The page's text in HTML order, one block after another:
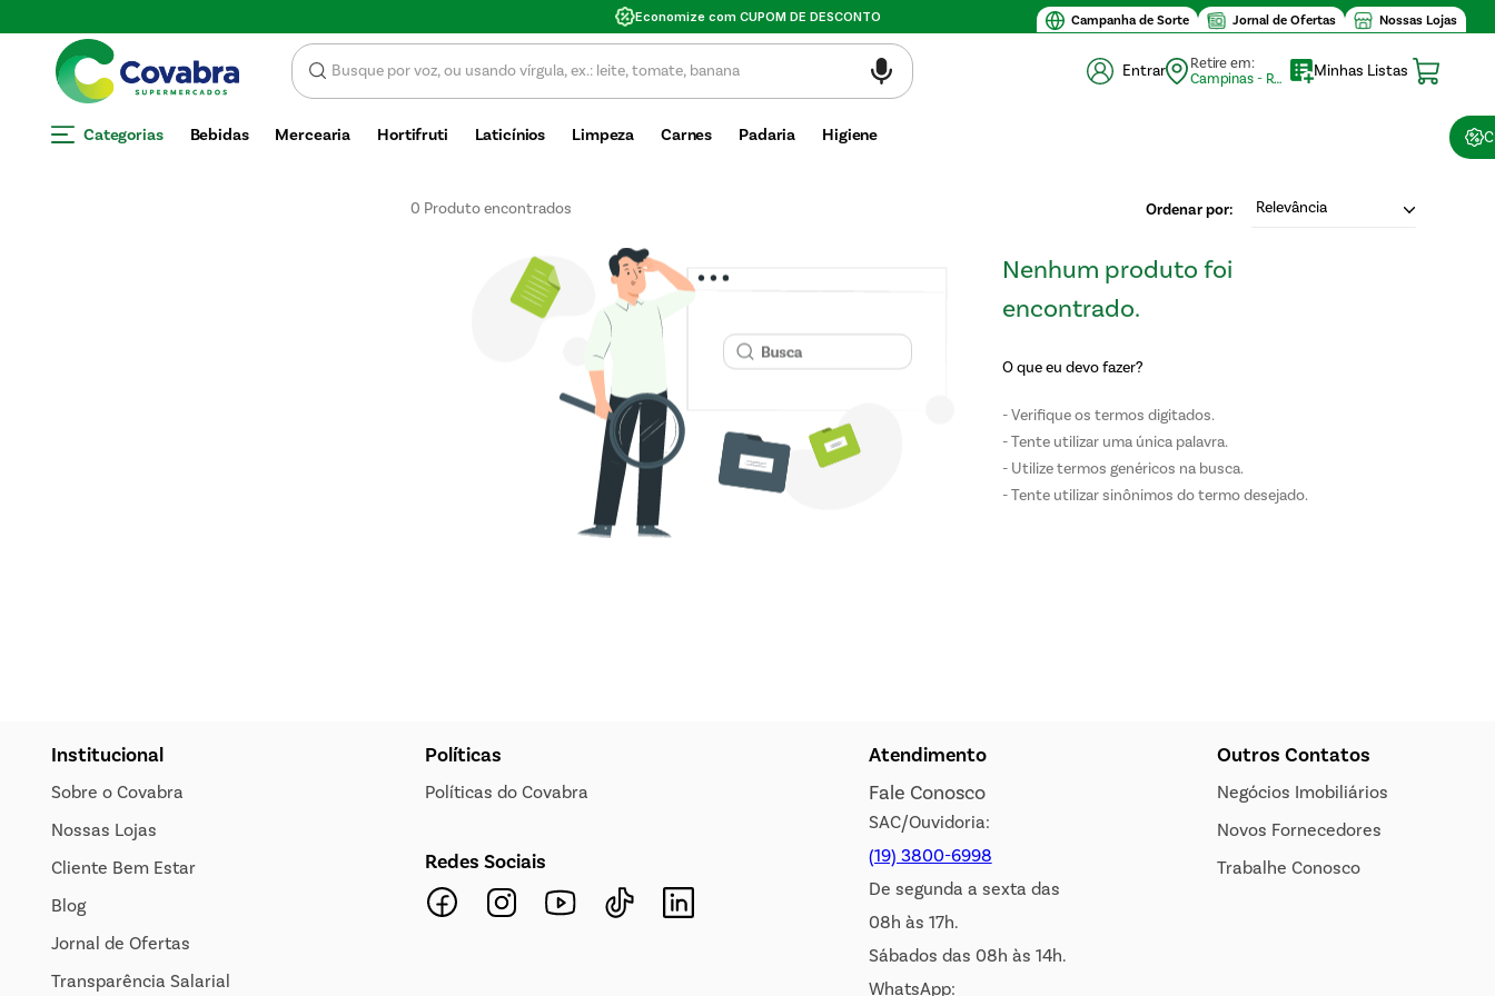
Campanha de Sorte Jornal de Ofertas Nossas Lojas
Economize com CUPOM DE DESCONTO
Entrar
Retire em:
Campinas - Retirada (10)
Minhas Listas
Categorias Bebidas Mercearia Hortifruti Laticínios Limpeza Carnes Padaria Higiene
0 Produto Relevância
O que eu devo fazer?
Verifique os termos digitados.
Tente utilizar uma única palavra.
Utilize termos genéricos na busca.
Tente utilizar sinônimos do termo desejado.
Institucional
Sobre o Covabra
Nossas Lojas
Cliente Bem Estar
Blog
Jornal de Ofertas
Transparência Salarial
Políticas
Políticas do Covabra
Redes Sociais
Atendimento
Fale Conosco
SAC/Ouvidoria:
(19) 3800-6998
De segunda a sexta das
08h às 17h.
Sábados das 08h às 14h.
WhatsApp:
Outros Contatos
Negócios Imobiliários
Novos Fornecedores
Trabalhe Conosco